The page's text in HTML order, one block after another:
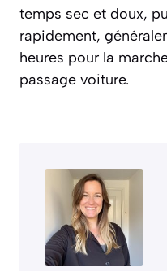
temps sec et doux,
rapidement,
heures pour la
passage voiture.